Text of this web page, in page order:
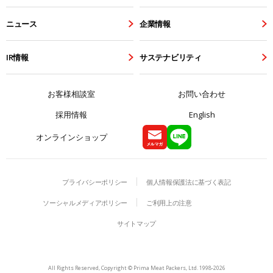
ニュース 企業情報
IR情報 サステナビリティ
お客様相談室
お問い合わせ
採用情報
English
オンラインショップ
プライバシーポリシー 個人情報保護法に基づく表記
ソーシャルメディアポリシー ご利用上の注意
サイトマップ
All Rights Reserved, Copyright © Prima Meat Packers, Ltd. 1998-2026